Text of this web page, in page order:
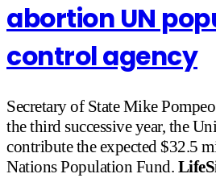
abortion UN
control agency
Secretary of State Mike
the third successive year, the
contribute the expected $32.5
Nations Population Fund.